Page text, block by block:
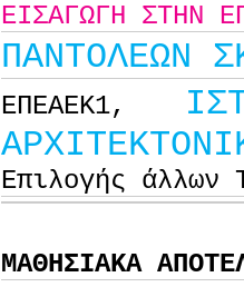
ΕΙΣΑΓΩΓΗ ΣΤΗΝ
ΠΑΝΤΟΛΕΩΝ
ΕΠΕΑΕΚ1,
Επιλογής
ΜΑΘΗΣΙΑΚΑ